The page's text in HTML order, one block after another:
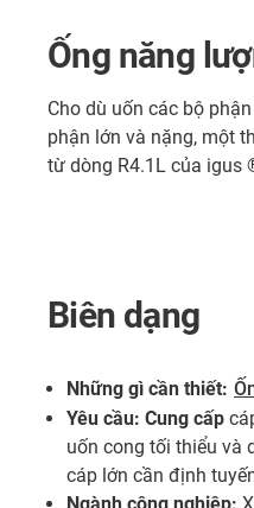
Ống năng
Cho dù uốn các bộ
phận lớn và nặng, một
từ dòng R4.1L của igus
Biên dạng
Những gì cần thiết:
Yêu cầu: Cung cấp
uốn cong tối thiểu và
cáp lớn cần định